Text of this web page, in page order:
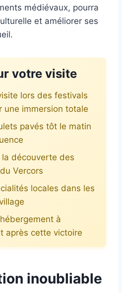
médiévaux, pourra
et améliorer ses
votre visite
lors des festivals
une immersion totale
pavés tôt le matin
découverte des
Vercors
locales dans les
à
après cette victoire
inoubliable